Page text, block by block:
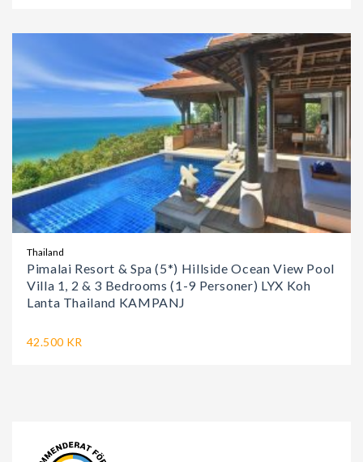
Thailand
Pimalai Resort & Spa (5*) Hillside Ocean View Pool
Villa 1, 2 & 3 Bedrooms (1-9 Personer) LYX Koh
Lanta Thailand KAMPANJ
42.500 KR